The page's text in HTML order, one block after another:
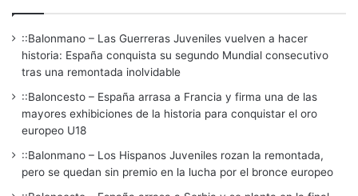
::Balonmano – Las Guerreras Juveniles vuelven a hacer
historia: España conquista su segundo Mundial consecutivo
tras una remontada inolvidable
::Baloncesto – España arrasa a Francia y firma una de las
mayores exhibiciones de la historia para conquistar el oro
europeo U18
::Balonmano – Los Hispanos Juveniles rozan la remontada,
pero se quedan sin premio en la lucha por el bronce europeo